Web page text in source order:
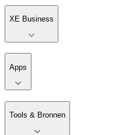
XE Business
Apps
Tools & Bronnen